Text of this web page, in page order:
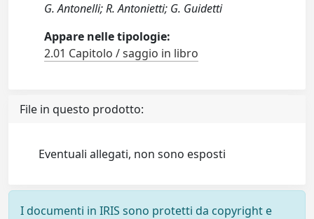
G. Antonelli; R. Antonietti; G. Guidetti
Appare nelle tipologie:
2.01 Capitolo / saggio in libro
File in questo prodotto:
Eventuali allegati, non sono esposti
I documenti in IRIS sono protetti da copyright e